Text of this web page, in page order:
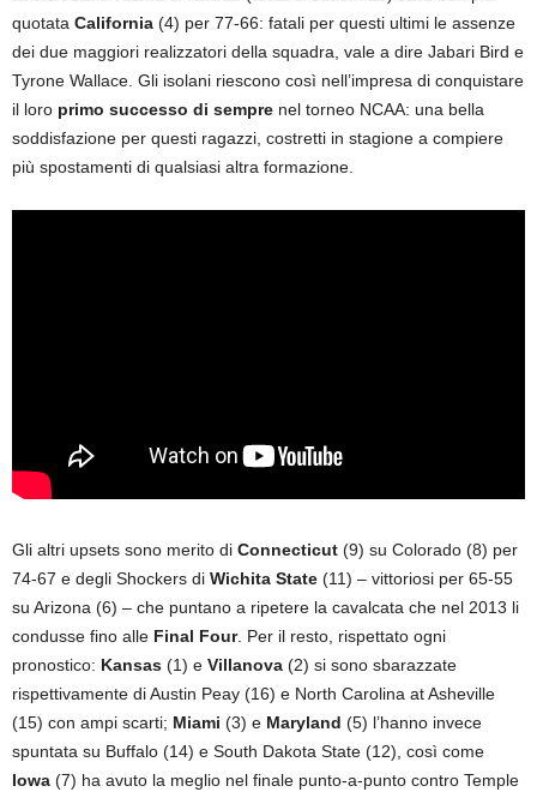
quotata California (4) per 77-66: fatali per questi ultimi le assenze
dei due maggiori realizzatori della squadra, vale a dire Jabari Bird e
Tyrone Wallace. Gli isolani riescono così nell’impresa di conquistare
il loro primo successo di sempre nel torneo NCAA: una bella
soddisfazione per questi ragazzi, costretti in stagione a compiere
più spostamenti di qualsiasi altra formazione.
Gli altri upsets sono merito di Connecticut (9) su Colorado (8) per
74-67 e degli Shockers di Wichita State (11) – vittoriosi per 65-55
su Arizona (6) – che puntano a ripetere la cavalcata che nel 2013 li
condusse fino alle Final Four. Per il resto, rispettato ogni
pronostico: Kansas (1) e Villanova (2) si sono sbarazzate
rispettivamente di Austin Peay (16) e North Carolina at Asheville
(15) con ampi scarti; Miami (3) e Maryland (5) l’hanno invece
spuntata su Buffalo (14) e South Dakota State (12), così come
Iowa (7) ha avuto la meglio nel finale punto-a-punto contro Temple